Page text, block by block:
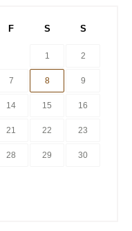
F S S
1 2
7 8 9
14 15 16
21 22 23
28 29 30